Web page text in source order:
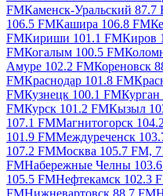
FMКаменск-Уральский 87.7
106.5 FMКашира 106.8 FM
FMКириши 101.1 FMКиров
FMКогалым 100.5 FM
Амуре 102.2 FMКореновск
FMКраснодар 101.8 FM
FMКузнецк 100.1 FM
FMКурск 101.2 FMКызыл
107.1 FMМагнитогорск
101.9 FMМеждуреченск
107.2 FMМосква 105.7 FM,
FMНабережные Челны
105.5 FMНефтекамск 102.3
FMНижневартовск 88.7 FM